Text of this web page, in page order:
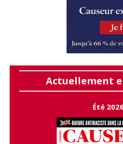
Actuellement
Été